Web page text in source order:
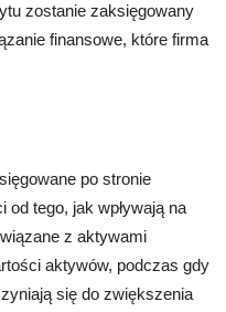
zostanie zaksięgowany
finansowe, które firma
po stronie
tego, jak wpływają na
z aktywami
aktywów, podczas gdy
się do zwiększenia